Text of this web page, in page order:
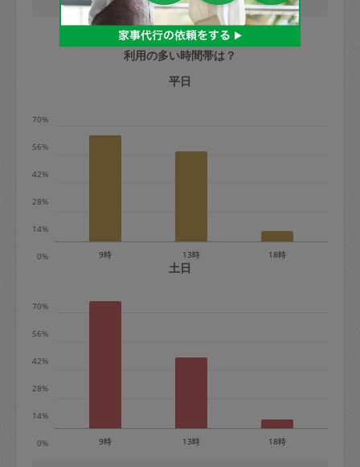
2. 定期契約キャンセル（定期契約のみ）
定期契約をキャンセルする場合、毎週定
期は月2回まで隔週定期は月1回までキャ
※キャンセル料金の設定について：
利用の多い時間帯は？
平日
0%
14%
28%
42%
56%
70%
9時 13時 18時
土日
0%
14%
28%
42%
56%
70%
9時 13時 18時